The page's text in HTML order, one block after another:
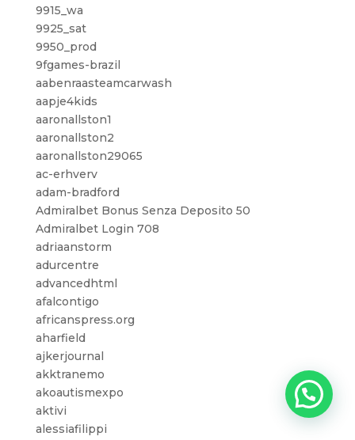
9915_wa
9925_sat
9950_prod
9fgames-brazil
aabenraasteamcarwash
aapje4kids
aaronallston1
aaronallston2
aaronallston29065
ac-erhverv
adam-bradford
Admiralbet Bonus Senza Deposito 50
Admiralbet Login 708
adriaanstorm
adurcentre
advancedhtml
afalcontigo
africanspress.org
aharfield
ajkerjournal
akktranemo
akoautismexpo
aktivi
alessiafilippi